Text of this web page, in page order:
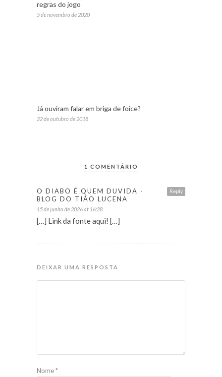
regras do jogo
5 de novembro de 2020
Já ouviram falar em briga de foice?
22 de outubro de 2018
1 COMENTÁRIO
Reply
O DIABO É QUEM DUVIDA -
BLOG DO TIÃO LUCENA
15 de junho de 2026 at 16:28
[…] Link da fonte aqui! […]
DEIXAR UMA RESPOSTA
Nome*